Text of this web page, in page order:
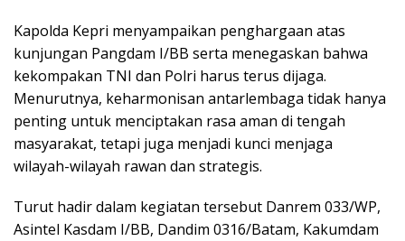
Kapolda Kepri menyampaikan penghargaan atas
kunjungan Pangdam I/BB serta menegaskan bahwa
kekompakan TNI dan Polri harus terus dijaga.
Menurutnya, keharmonisan antarlembaga tidak hanya
penting untuk menciptakan rasa aman di tengah
masyarakat, tetapi juga menjadi kunci menjaga
wilayah-wilayah rawan dan strategis.
Turut hadir dalam kegiatan tersebut Danrem 033/WP,
Asintel Kasdam I/BB, Dandim 0316/Batam, Kakumdam